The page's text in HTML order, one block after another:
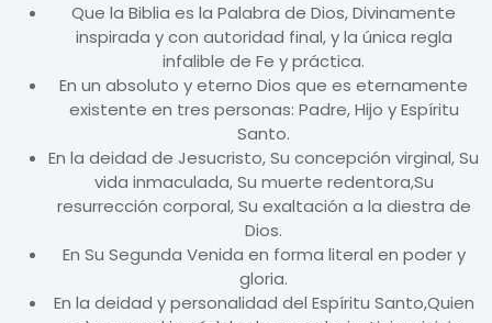
Que la Biblia es la Palabra de Dios, Divinamente
inspirada y con autoridad final, y la única regla
infalible de Fe y práctica.
En un absoluto y eterno Dios que es eternamente
existente en tres personas: Padre, Hijo y Espíritu
Santo.
En la deidad de Jesucristo, Su concepción virginal, Su
vida inmaculada, Su muerte redentora,Su
resurrección corporal, Su exaltación a la diestra de
Dios.
En Su Segunda Venida en forma literal en poder y
gloria.
En la deidad y personalidad del Espíritu Santo,Quien